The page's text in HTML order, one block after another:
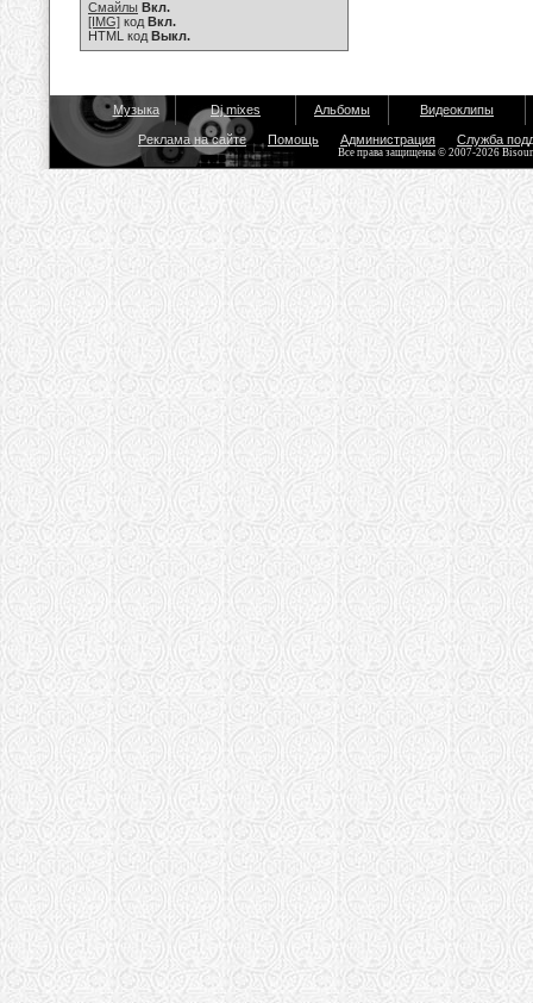
Смайлы Вкл.
[IMG] код Вкл.
HTML код Выкл.
Музыка Dj mixes Альбомы Видеоклипы
Реклама на сайте Помощь Администрация Служба
Все права защищены © 2007-2026